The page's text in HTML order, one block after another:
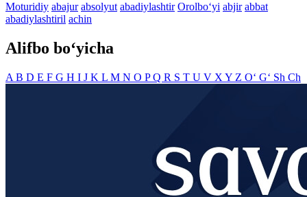
Moturidiy abajur absolyut abadiylashtir Orolbo‘yi abjir abbat
abadiylashtiril achin
Alifbo bo‘yicha
A B D E F G H I J K L M N O PQ R S T U V X Y Z O‘ G‘ Sh Ch